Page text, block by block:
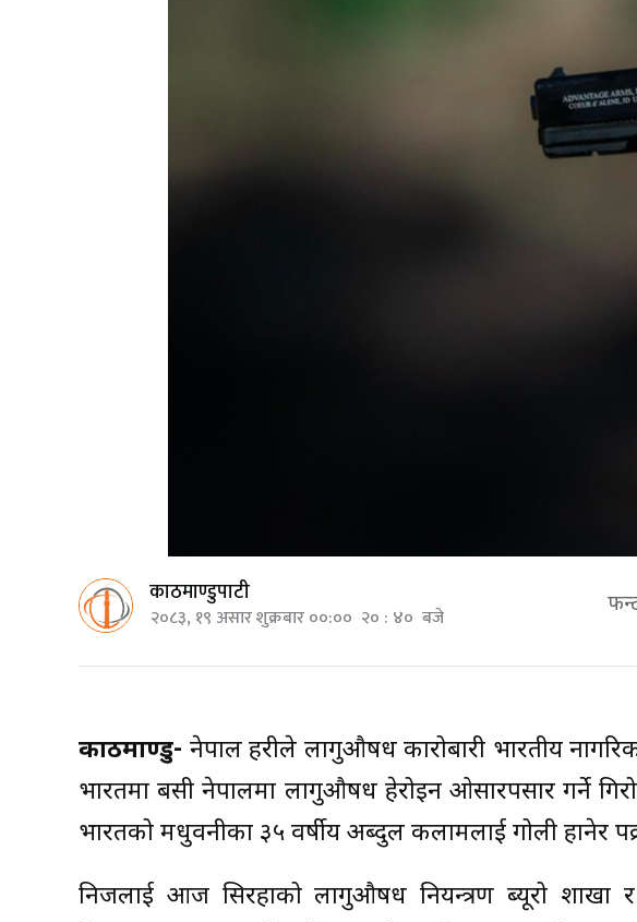
काठमाण्डुपाटी
२०८३, १९ असार शुक्रबार ००:०० २० : ४० बजे
काठमाण्डु- नेपाल प्रहरीले लागुऔषध कारोबारी भारतीय
भारतमा बसी नेपालमा लागुऔषध हेरोइन ओसारपसार गर्ने
भारतको मधुवनीका ३५ वर्षीय अब्दुल कलामलाई गोली हानेर
निजलाई आज सिरहाको लागुऔषध नियन्त्रण ब्यूरो शाखा र